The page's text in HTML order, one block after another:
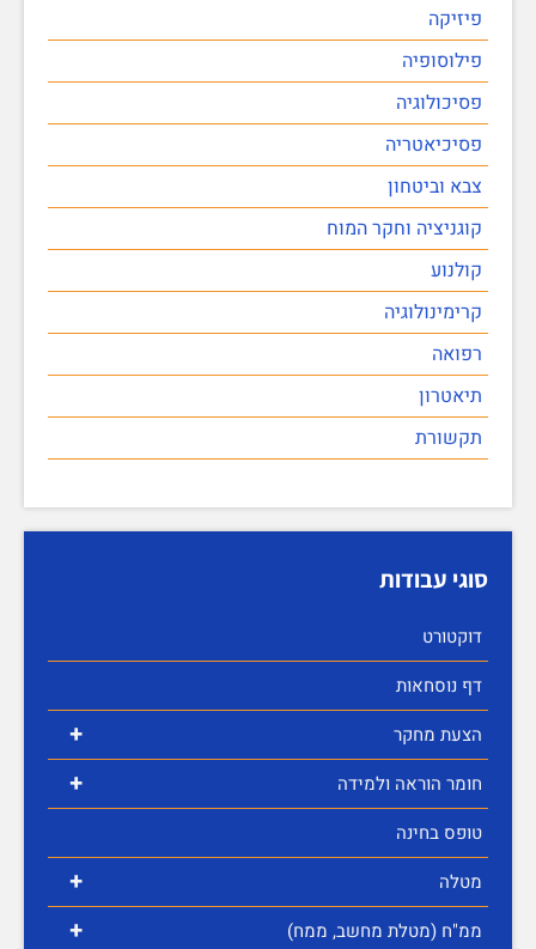
פיזיקה
פילוסופיה
פסיכולוגיה
פסיכיאטריה
צבא וביטחון
קוגניציה וחקר המוח
קולנוע
קרימינולוגיה
רפואה
תיאטרון
תקשורת
סוגי עבודות
דוקטורט
דף נוסחאות
+ הצעת מחקר
+
חומר הוראה ולמידה
טופס בחינה
+ מטלה
+ ממ"ח (מטלת מחשב, ממח)